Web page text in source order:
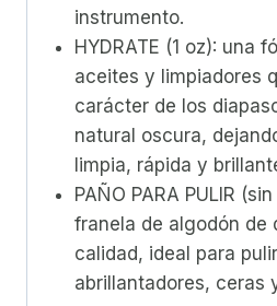
instrumento.
HYDRATE (1 oz): una
aceites y limpiadores
carácter de los
natural oscura,
limpia, rápida y
PAÑO PARA PULIR
franela de algodón de
calidad, ideal para
abrillantadores, ceras